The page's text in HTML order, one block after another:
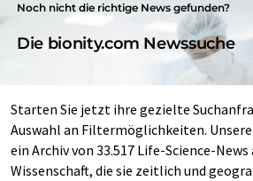
Noch nicht die richtige News gefunden?
Die bionity.com Newssuche
Starten Sie jetzt ihre gezielte
Auswahl an Filtermöglichkeiten.
ein Archiv von 33.517 Life-Science-
Wissenschaft, die sie zeitlich und